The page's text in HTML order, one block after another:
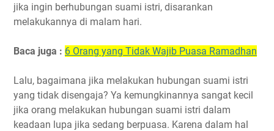
jika ingin berhubungan suami istri, disarankan
melakukannya di malam hari.
Baca juga : 6 Orang yang Tidak Wajib Puasa Ramadhan
Lalu, bagaimana jika melakukan hubungan suami istri
yang tidak disengaja? Ya kemungkinannya sangat kecil
jika orang melakukan hubungan suami istri dalam
keadaan lupa jika sedang berpuasa. Karena dalam hal